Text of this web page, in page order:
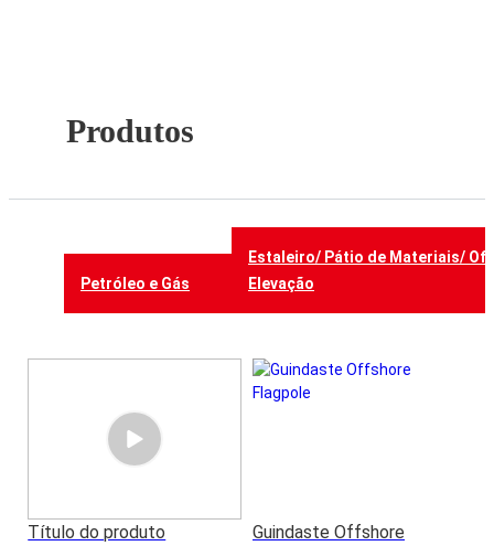
Produtos
Petróleo e Gás
Estaleiro/ Pátio de Materiais/
Elevação
Título do produto
Guindaste Offshore